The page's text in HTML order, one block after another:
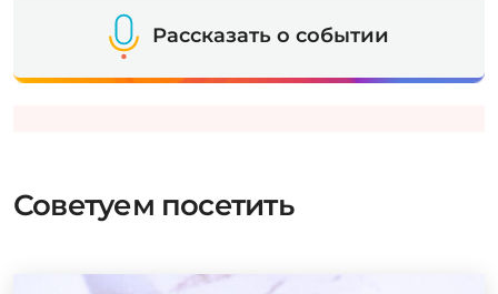
Рассказать о событии
Советуем посетить